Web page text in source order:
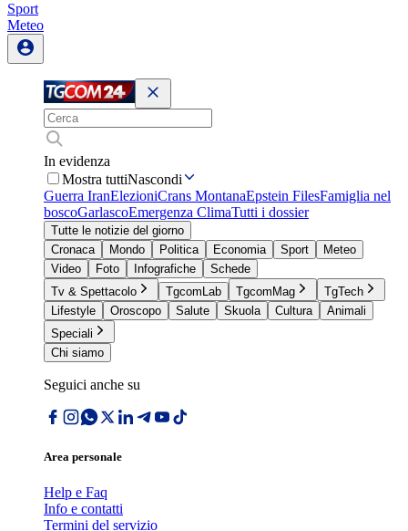
Sport
Meteo
In evidenza
Mostra tuttiNascondi
Guerra IranElezioniCrans MontanaEpstein FilesFamiglia nel
boscoGarlascoEmergenza ClimaTutti i dossier
Tutte le notizie del giorno
Cronaca
Mondo Politica Economia Sport
Meteo
Video
Foto Infografiche
Schede
Tv & Spettacolo
TgcomLab TgcomMag
TgTech
Lifestyle
Oroscopo Salute Skuola Cultura
Animali
Speciali
Chi siamo
Seguici anche su
Area personale
Help e Faq
Info e contatti
Termini del servizio